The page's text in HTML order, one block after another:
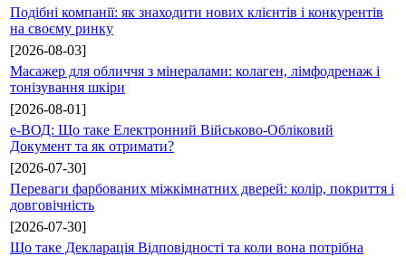
Подібні компанії: як знаходити нових клієнтів і конкурентів
на своєму ринку
[2026-08-03]
Масажер для обличчя з мінералами: колаген, лімфодренаж і
тонізування шкіри
[2026-08-01]
е-ВОД: Що таке Електронний Військово-Обліковий
Документ та як отримати?
[2026-07-30]
Переваги фарбованих міжкімнатних дверей: колір, покриття і
довговічність
[2026-07-30]
Що таке Декларація Відповідності та коли вона потрібна